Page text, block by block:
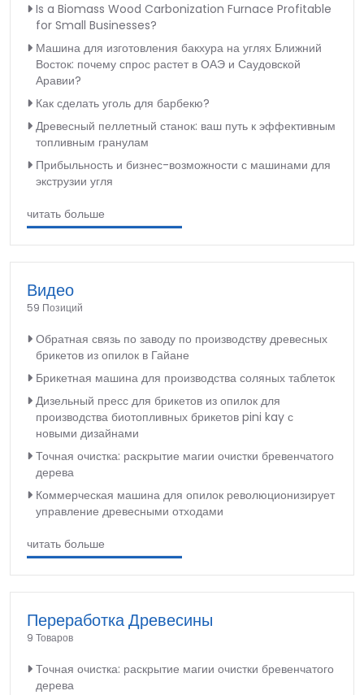
Is a Biomass Wood Carbonization Furnace Profitable
for Small Businesses?
Машина для изготовления бакхура на углях Ближний
Восток: почему спрос растет в ОАЭ и Саудовской
Аравии?
Как сделать уголь для барбекю?
Древесный пеллетный станок: ваш путь к эффективным
топливным гранулам
Прибыльность и бизнес-возможности с машинами для
экструзии угля
читать больше
Видео
59 Позиций
Обратная связь по заводу по производству древесных
брикетов из опилок в Гайане
Брикетная машина для производства соляных таблеток
Дизельный пресс для брикетов из опилок для
производства биотопливных брикетов pini kay с
новыми дизайнами
Точная очистка: раскрытие магии очистки бревенчатого
дерева
Коммерческая машина для опилок революционизирует
управление древесными отходами
читать больше
Переработка Древесины
9 Товаров
Точная очистка: раскрытие магии очистки бревенчатого
дерева